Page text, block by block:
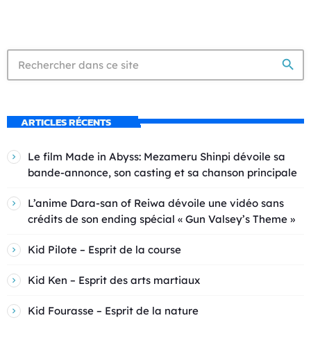
search
ARTICLES RÉCENTS
Le film Made in Abyss: Mezameru Shinpi dévoile sa
bande-annonce, son casting et sa chanson principale
L’anime Dara-san of Reiwa dévoile une vidéo sans
crédits de son ending spécial « Gun Valsey’s Theme »
Kid Pilote – Esprit de la course
Kid Ken – Esprit des arts martiaux
Kid Fourasse – Esprit de la nature